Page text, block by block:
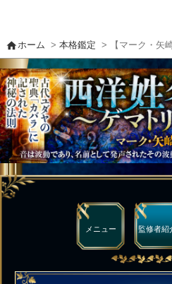
homeホーム >本格鑑定 > 【マーク・矢
メニュー 監修者紹